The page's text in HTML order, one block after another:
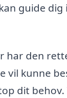
guide
har den
kunne
dit